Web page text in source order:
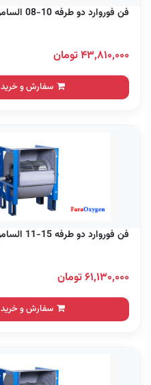
فن فوروارد دو طرفه 10-08 الساموتور
۴۳,۸۱۰,۰۰۰ تومان
سفارش و خرید
فن فوروارد دو طرفه 15-11 الساموتور
۶۱,۱۳۰,۰۰۰ تومان
سفارش و خرید